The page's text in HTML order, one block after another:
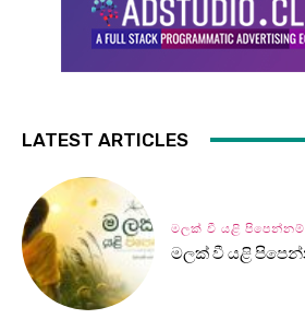
LATEST ARTICLES
මලක් වී යළි පිපෙන්නම්
මලක් වී යළි